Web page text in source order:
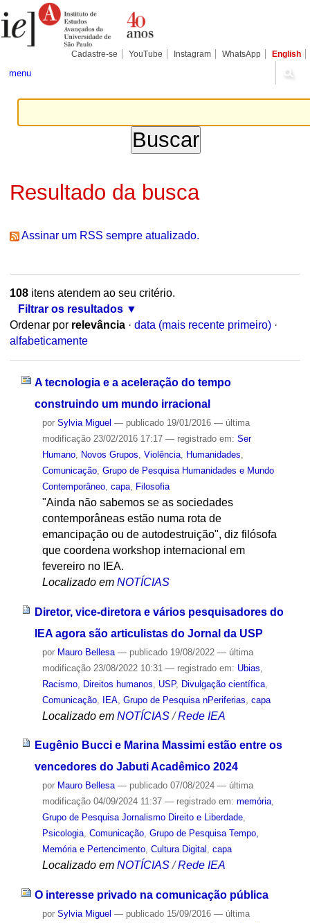
para
conteúdo.
Pessoais
Cadastre-se YouTube Instagram WhatsApp English
menu
Resultado da busca
Assinar um RSS sempre atualizado.
108itens atendem ao seu critério.
Filtrar os resultados
Ordenar por relevância · data (mais recente primeiro) ·
alfabeticamente
A tecnologia e a aceleração do tempo
construindo um mundo irracional
por Sylvia Miguel — publicado19/01/2016 — última
modificação23/02/2016 17:17 — registrado em: Ser
Humano, Novos Grupos Violência, Humanidades
Comunicação, Grupo de Pesquisa Humanidades e Mundo
Contemporâneo, capa, Filosofia
"Ainda não sabemos se as sociedades
contemporâneas estão numa rota de
emancipação ou de autodestruição", diz filósofa
que coordena workshop internacional em
fevereiro no IEA.
Localizado em NOTÍCIAS
Diretor, vice-diretora e vários pesquisadores do
IEA agora são articulistas do Jornal da USP
por Mauro Bellesa — publicado19/08/2022 — última
modificação23/08/2022 10:31 — registrado em: Ubias
Racismo, Direitos humanos USP, Divulgação científica,
Comunicação, IEA, Grupo de Pesquisa nPeriferias capa
Localizado em NOTÍCIAS /Rede IEA
Eugênio Bucci e Marina Massimi estão entre os
vencedores do Jabuti Acadêmico 2024
por Mauro Bellesa — publicado07/08/2024 — última
modificação04/09/2024 11:37 — registrado em: memória,
Grupo de Pesquisa Jornalismo Direito e Liberdade,
Psicologia, Comunicação, Grupo de Pesquisa Tempo,
Memória e Pertencimento, Cultura Digital , capa
Localizado em NOTÍCIAS /Rede IEA
O interesse privado na comunicação pública
por Sylvia Miguel — publicado15/09/2016 — última